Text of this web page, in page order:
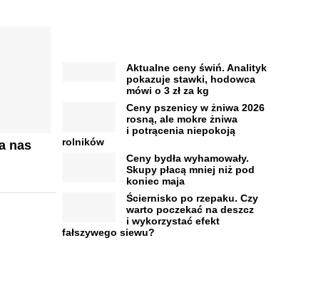
nas
Aktualne ceny świń. Analityk
pokazuje stawki, hodowca
mówi o 3 zł za kg
Ceny pszenicy w żniwa 2026
rosną, ale mokre żniwa
i potrącenia niepokoją
rolników
Ceny bydła wyhamowały.
Skupy płacą mniej niż pod
koniec maja
Ściernisko po rzepaku. Czy
warto poczekać na deszcz
i wykorzystać efekt
fałszywego siewu?